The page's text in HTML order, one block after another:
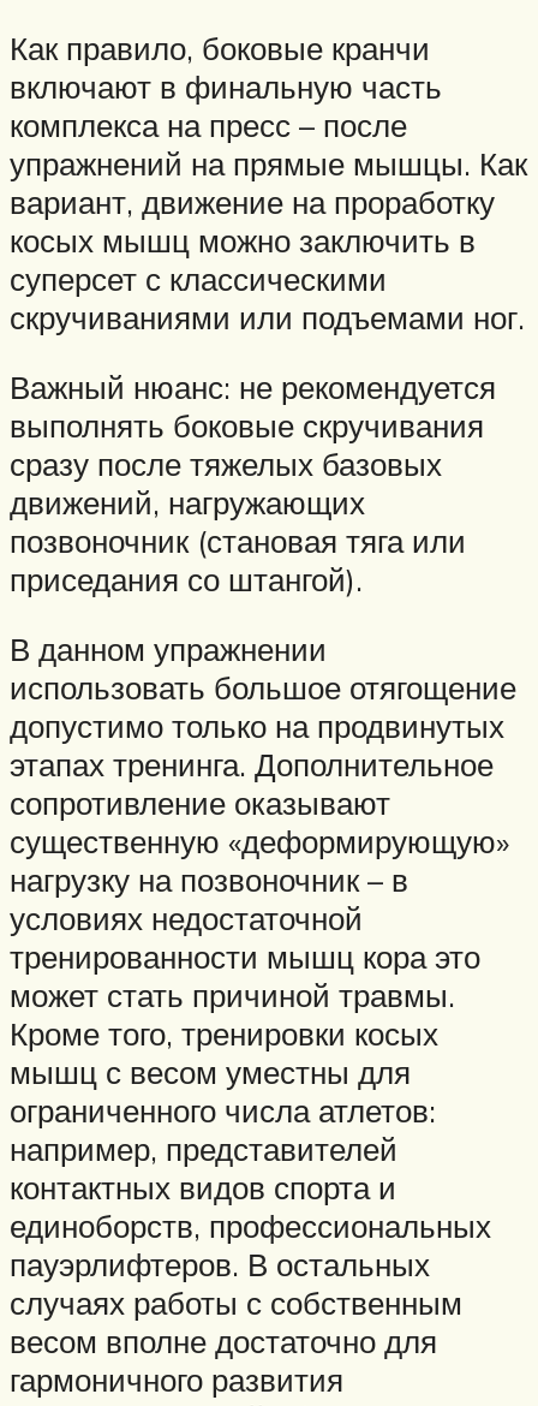
Как правило, боковые кранчи
включают в финальную часть
комплекса на пресс – после
упражнений на прямые мышцы. Как
вариант, движение на проработку
косых мышц можно заключить в
суперсет с классическими
скручиваниями или подъемами ног.
Важный нюанс: не рекомендуется
выполнять боковые скручивания
сразу после тяжелых базовых
движений, нагружающих
позвоночник (становая тяга или
приседания со штангой).
В данном упражнении
использовать большое отягощение
допустимо только на продвинутых
этапах тренинга. Дополнительное
сопротивление оказывают
существенную «деформирующую»
нагрузку на позвоночник – в
условиях недостаточной
тренированности мышц кора это
может стать причиной травмы.
Кроме того, тренировки косых
мышц с весом уместны для
ограниченного числа атлетов:
например, представителей
контактных видов спорта и
единоборств, профессиональных
пауэрлифтеров. В остальных
случаях работы с собственным
весом вполне достаточно для
гармоничного развития